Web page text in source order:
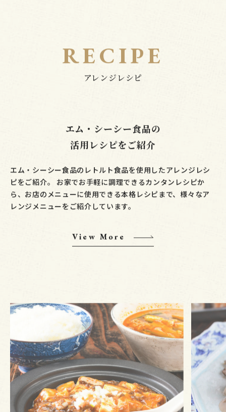
RECIPE
エム・シーシー食品の
活用レシピをご紹介
エム・シーシー食品のレトルト食品を使用したアレンジレシ
ピをご紹介。
お家でお手軽に調理できるカンタンレシピか
ら、お店のメニューに使用できる本格レシピまで、様々なア
レンジメニューをご紹介しています。
View More